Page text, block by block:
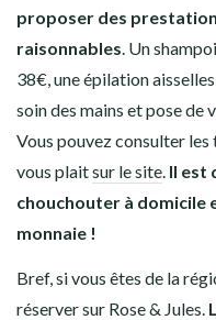
proposer des
raisonnables. Un
38€, une épilation
soin des mains et pose de
Vous pouvez consulter
vous plaitsur le site. Il est
chouchouter à domicile
monnaie !
Bref, si vous êtes de la
réserver sur Rose & Jules.